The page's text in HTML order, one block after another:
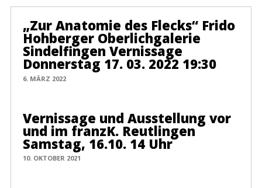
„Zur Anatomie des Flecks“ Frido
Hohberger Oberlichgalerie
Sindelfingen Vernissage
Donnerstag 17. 03. 2022 19:30
6. MÄRZ 2022
Vernissage und Ausstellung vor
und im franzK. Reutlingen
Samstag, 16.10. 14 Uhr
10. OKTOBER 2021